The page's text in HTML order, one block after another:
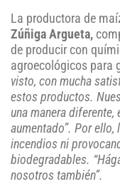
La productora de
Zúñiga Argueta,
de producir con
agroecológicos para
visto, con mucha
estos productos.
una manera diferente,
aumentado”. Por
incendios ni
biodegradables.
nosotros también”.